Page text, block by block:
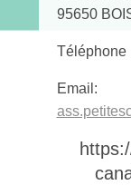
95650
Téléphone
Email: